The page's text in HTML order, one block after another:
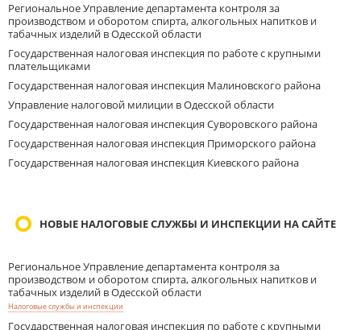
Региональное Управление департамента контроля за
производством и оборотом спирта, алкогольных напитков и
табачных изделий в Одесской области
Государственная налоговая инспекция по работе с крупными
плательщиками
Государственная налоговая инспекция Малиновского района
Управление налоговой милиции в Одесской области
Государственная налоговая инспекция Суворовского района
Государственная налоговая инспекция Приморского района
Государственная налоговая инспекция Киевского района
НОВЫЕ НАЛОГОВЫЕ СЛУЖБЫ И ИНСПЕКЦИИ НА САЙТЕ
Региональное Управление департамента контроля за
производством и оборотом спирта, алкогольных напитков и
табачных изделий в Одесской области
Налоговые службы и инспекции
Государственная налоговая инспекция по работе с крупными